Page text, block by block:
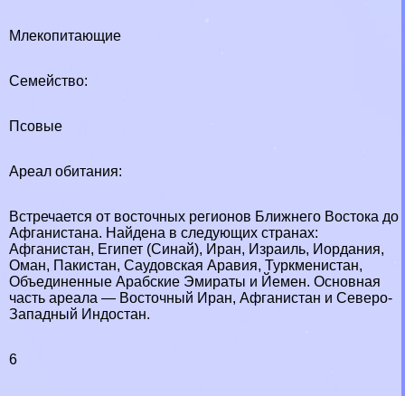
Млекопитающие
Семейство:
Псовые
Ареал обитания:
Встречается от восточных регионов Ближнего Востока до
Афганистана. Найдена в следующих странах:
Афганистан, Египет (Синай), Иран, Израиль, Иордания,
Оман, Пакистан, Саудовская Аравия, Туркменистан,
Объединенные Арабские Эмираты и Йемен. Основная
часть ареала — Восточный Иран, Афганистан и Северо-
Западный Индостан.
6